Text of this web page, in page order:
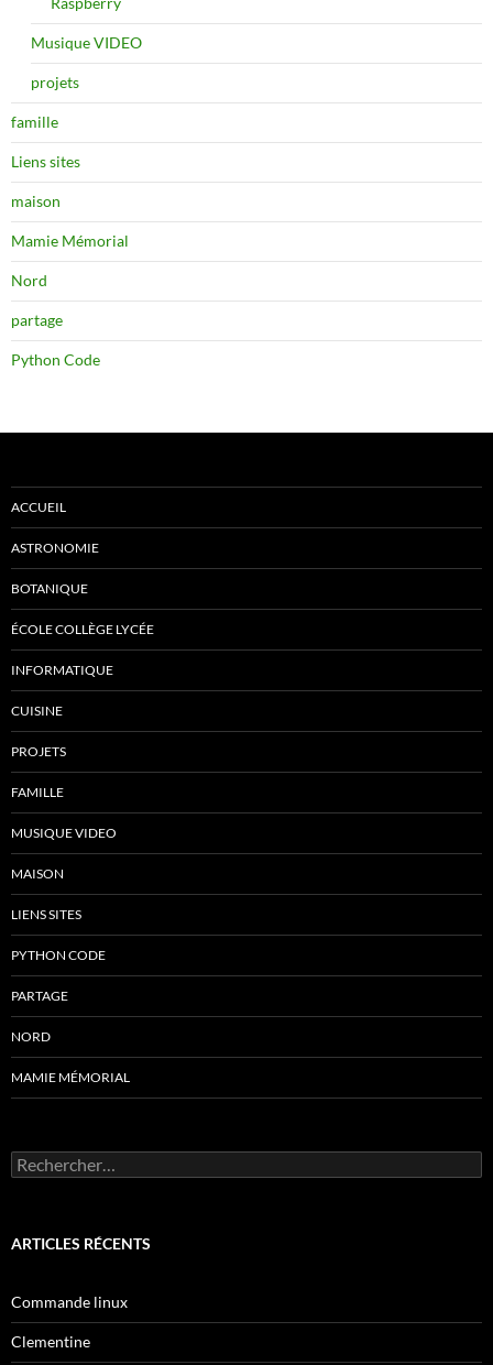
Musique VIDEO
projets
famille
Liens sites
maison
Mamie Mémorial
Nord
partage
Python Code
ACCUEIL
ASTRONOMIE
BOTANIQUE
ÉCOLE COLLÈGE LYCÉE
INFORMATIQUE
CUISINE
PROJETS
FAMILLE
MUSIQUE VIDEO
MAISON
LIENS SITES
PYTHON CODE
PARTAGE
NORD
MAMIE MÉMORIAL
Rechercher :
ARTICLES RÉCENTS
Commande linux
Clementine